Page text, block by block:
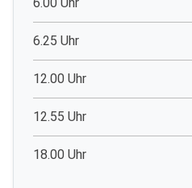
6.00 Uhr
6.25 Uhr
12.00 Uhr
12.55 Uhr
18.00 Uhr